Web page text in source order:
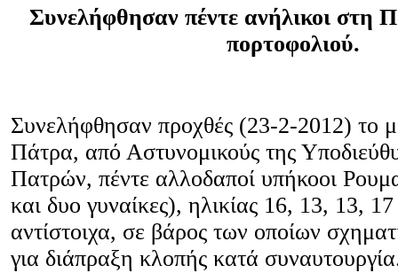
Συνελήφθησαν πέντε ανήλικοι στη
πορτοφολιού.
Συνελήφθησαν προχθές (23-2-2012) το
Πάτρα, από Αστυνομικούς της
Πατρών, πέντε αλλοδαποί υπήκοοι
και δυο γυναίκες), ηλικίας 16, 13, 13,
αντίστοιχα, σε βάρος των οποίων
για διάπραξη κλοπής κατά